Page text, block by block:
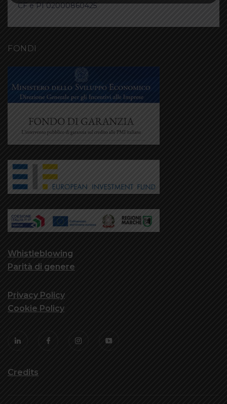
CF e PI 02000860425
FONDI
Whistleblowing
Parità di genere
Privacy Policy
Cookie Policy
Credits